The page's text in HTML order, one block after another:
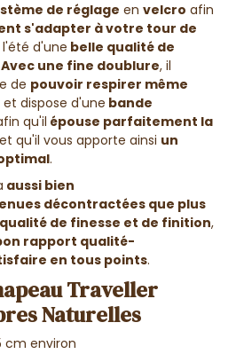
de réglage en velcro afin
s'adapter à votre tour de
d'une belle qualité de
Avec une fine doublure, il
de pouvoir respirer même
et dispose d'une bande
qu'il épouse parfaitement la
qu'il vous apporte ainsi un
.
aussi bien
décontractées que plus
de finesse et de finition,
rapport qualité-
en tous points.
Traveller
Naturelles
cm environ